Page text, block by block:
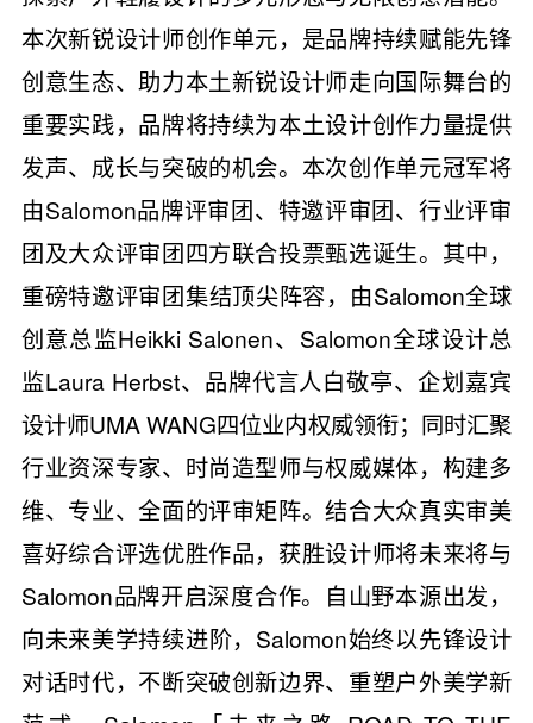
本次新锐设计师创作单元，是品牌持续赋能先锋
创意生态、助力本土新锐设计师走向国际舞台的
重要实践，品牌将持续为本土设计创作力量提供
发声、成长与突破的机会。本次创作单元冠军将
由Salomon品牌评审团、特邀评审团、行业评审
团及大众评审团四方联合投票甄选诞生。其中，
重磅特邀评审团集结顶尖阵容，由Salomon全球
创意总监Heikki Salonen、Salomon全球设计总
监Laura Herbst、品牌代言人白敬亭、企划嘉宾
设计师UMA WANG四位业内权威领衔；同时汇聚
行业资深专家、时尚造型师与权威媒体，构建多
维、专业、全面的评审矩阵。结合大众真实审美
喜好综合评选优胜作品，获胜设计师将未来将与
Salomon品牌开启深度合作。自山野本源出发，
向未来美学持续进阶，Salomon始终以先锋设计
对话时代，不断突破创新边界、重塑户外美学新